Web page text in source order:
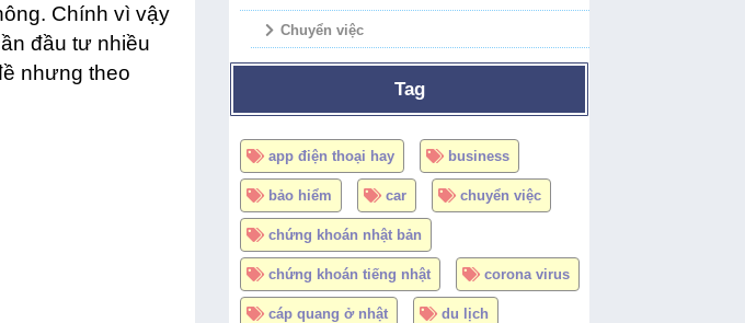
Chính vì vậy
đầu tư nhiều
nhưng theo
Chuyển việc
Tag
app điện thoại hay business
bảo hiểm car chuyển việc
chứng khoán nhật bản
chứng khoán tiếng nhật corona virus
cáp quang ở nhật du lịch